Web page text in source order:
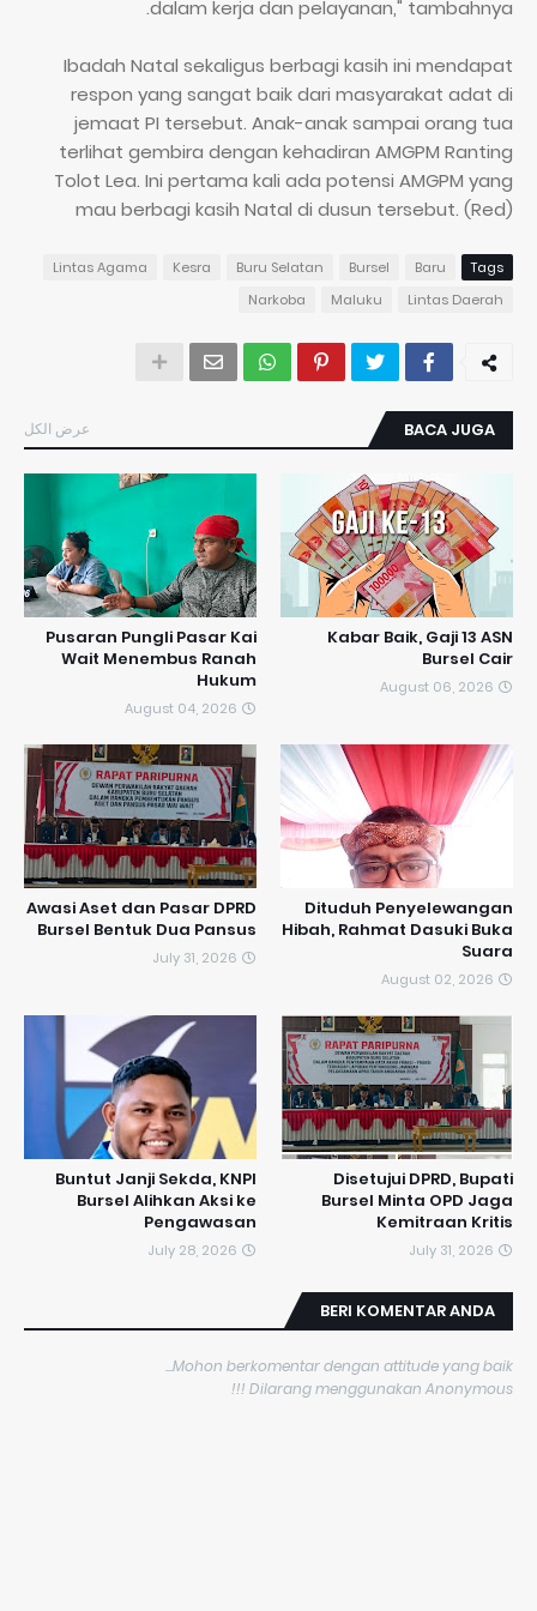
dalam kerja dan pelayanan," tambahnya.
Ibadah Natal sekaligus berbagi kasih ini mendapat
respon yang sangat baik dari masyarakat adat di
jemaat PI tersebut. Anak-anak sampai orang tua
terlihat gembira dengan kehadiran AMGPM Ranting
Tolot Lea. Ini pertama kali ada potensi AMGPM yang
mau berbagi kasih Natal di dusun tersebut. (Red)
Tags
Baru
Bursel
Buru Selatan
Kesra
Lintas Agama
Lintas Daerah
Maluku
Narkoba
BACA JUGA عرض الكل
Kabar Baik, Gaji 13 ASN
Bursel Cair
August 06, 2026
Pusaran Pungli Pasar Kai
Wait Menembus Ranah
Hukum
August 04, 2026
Dituduh Penyelewangan
Hibah, Rahmat Dasuki Buka
Suara
August 02, 2026
Awasi Aset dan Pasar DPRD
Bursel Bentuk Dua Pansus
July 31, 2026
Disetujui DPRD, Bupati
Bursel Minta OPD Jaga
Kemitraan Kritis
July 31, 2026
​Buntut Janji Sekda, KNPI
Bursel Alihkan Aksi ke
Pengawasan
July 28, 2026
BERI KOMENTAR ANDA
Mohon berkomentar dengan attitude yang baik...
Dilarang menggunakan Anonymous !!!